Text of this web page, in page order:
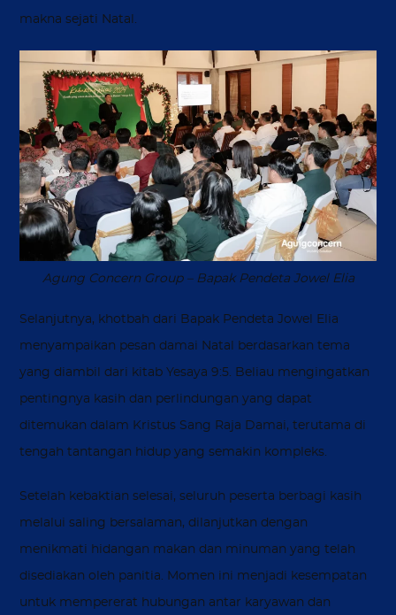
makna sejati Natal.
Agung Concern Group – Bapak Pendeta Jowel Elia
Selanjutnya, khotbah dari Bapak Pendeta Jowel Elia
menyampaikan pesan damai Natal berdasarkan tema
yang diambil dari kitab Yesaya 9:5. Beliau mengingatkan
pentingnya kasih dan perlindungan yang dapat
ditemukan dalam Kristus Sang Raja Damai, terutama di
tengah tantangan hidup yang semakin kompleks.
Setelah kebaktian selesai, seluruh peserta berbagi kasih
melalui saling bersalaman, dilanjutkan dengan
menikmati hidangan makan dan minuman yang telah
disediakan oleh panitia. Momen ini menjadi kesempatan
untuk mempererat hubungan antar karyawan dan